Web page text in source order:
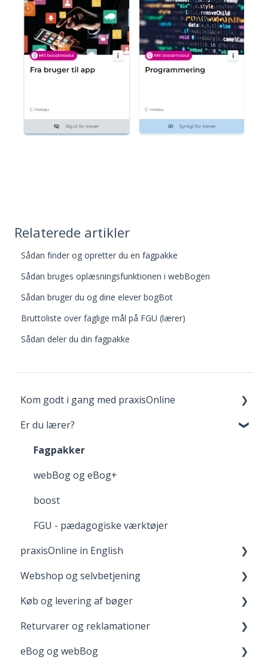
Kom godt i gang med praxisOnline
Opret bruger og login
Dine materialer på praxisOnline
Hjælp til tekniske udfordringer
Er du lærer?
Fagpakker
webBog og eBog+
boost
FGU - pædagogiske værktøjer
praxisOnline in English
Manage Your Account
Your Materials on praxisOnline
Help with Technical Issues
Webshop og selvbetjening
Opret bruger og login
Når du handler
Køb og levering af bøger
Levering
Adgang til digitale materialer
Returvarer og reklamationer
Returnering
eBog og webBog
Relaterede artikler
Sådan finder og opretter du en fagpakke
Sådan bruges oplæsningsfunktionen i webBogen
Sådan bruger du og dine elever bogBot
Bruttoliste over faglige mål på FGU (lærer)
Sådan deler du din fagpakke